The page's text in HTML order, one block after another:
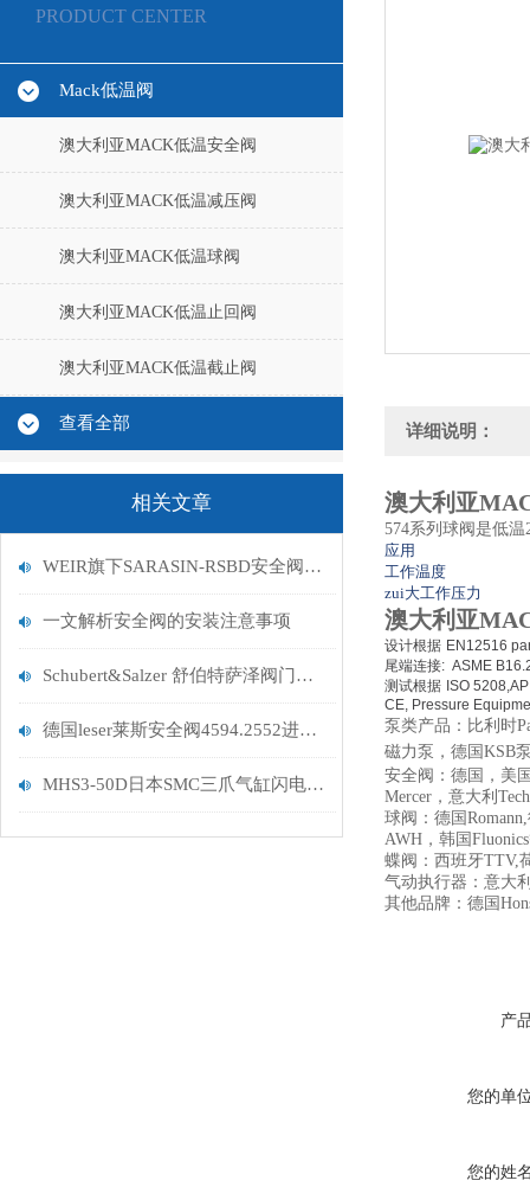
PRODUCT CENTER
Mack低温阀
澳大利亚MACK低温安全阀
澳大利亚MACK低温减压阀
澳大利亚MACK低温球阀
澳大利亚MACK低温止回阀
澳大利亚MACK低温截止阀
查看全部
相关文章
WEIR旗下SARASIN-RSBD安全阀9B104HFFU5的性能
一文解析安全阀的安装注意事项
Schubert&Salzer 舒伯特萨泽阀门在塑胶行业的应用
德国leser莱斯安全阀4594.2552进口3/4寸法兰螺纹连接
MHS3-50D日本SMC三爪气缸闪电发货
详细说明：
澳大利亚
574系列球阀是低温
应用
工作温度
zui大工作压力
澳大利亚
设计根据 EN12516
尾端连接: ASME
测试根据 ISO
CE, Pressure
泵类产品：比利时
磁力泵，德国KSB
安全阀：德国，美
Mercer，意大利
球阀：德国
AWH，韩国
蝶阀：西班牙TTV,
气动执行器：意大
其他品牌：德国
产
您的单
您的姓